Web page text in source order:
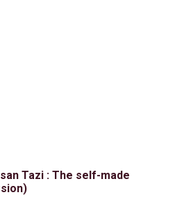
Tazi : The self-made